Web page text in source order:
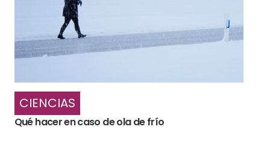
CIENCIAS
Qué hacer en caso de ola de frío